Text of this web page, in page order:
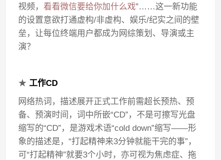
视频， 看看微信要给你加什么戏”……这一新功能
的设置意欲打通虚构/非虚构、娱乐/纪实之间的壁
垒，让每位终端用户都成为网综策划、导演或主
演？
★工作CD
网络热词，描述展开正式工作前需超长预热、预
备、预演时间，词中所嵌“CD”，不是可擦写光盘
缩写的“CD”，是游戏术语“cold down”缩写——形
象的描述是，“打起精神来3分钟就能干完的事”，
可“打起精神”就要3个小时，亦可视为焦虑症、拖